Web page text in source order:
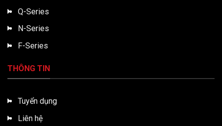
Q-Series
N-Series
F-Series
THÔNG TIN
Tuyển dụng
Liên hệ